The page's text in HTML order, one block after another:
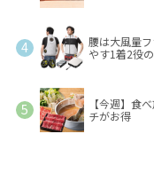
腰は大風量
やす1着2役
【今週】食
チがお得